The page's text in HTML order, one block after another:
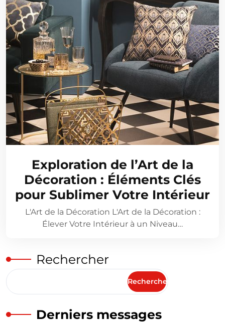
Exploration de l’Art de la
Décoration : Éléments Clés
pour Sublimer Votre Intérieur
L'Art de la Décoration L'Art de la Décoration :
Élever Votre Intérieur à un Niveau…
Rechercher
Rechercher
Derniers messages